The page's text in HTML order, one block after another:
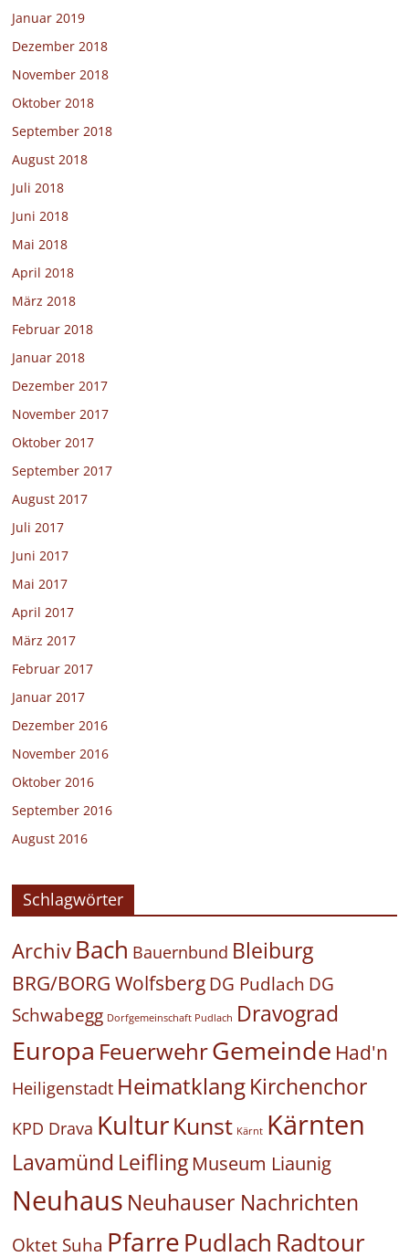
Januar 2019
Dezember 2018
November 2018
Oktober 2018
September 2018
August 2018
Juli 2018
Juni 2018
Mai 2018
April 2018
März 2018
Februar 2018
Januar 2018
Dezember 2017
November 2017
Oktober 2017
September 2017
August 2017
Juli 2017
Juni 2017
Mai 2017
April 2017
März 2017
Februar 2017
Januar 2017
Dezember 2016
November 2016
Oktober 2016
September 2016
August 2016
Schlagwörter
Archiv Bach Bauernbund Bleiburg
BRG/BORG Wolfsberg DG Pudlach DG
Schwabegg Dorfgemeinschaft Pudlach Dravograd
Europa FeuerwehrGemeinde Had'n
Heiligenstadt HeimatklangKirchenchor
KPD Drava KulturKunst Kärnt Kärnten
Lavamünd Leifling Museum Liaunig
Neuhaus Neuhauser Nachrichten
Oktet Suha PfarrePudlach Radtour